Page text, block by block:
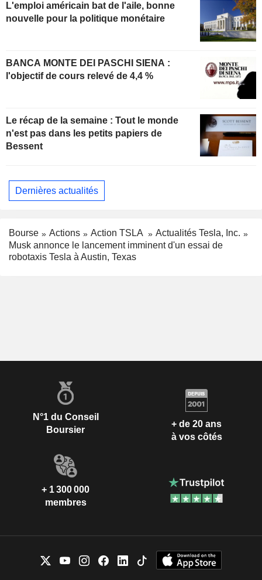
L'emploi américain bat de l'aile, bonne
nouvelle pour la politique monétaire
BANCA MONTE DEI PASCHI SIENA :
l'objectif de cours relevé de 4,4 %
Le récap de la semaine : Tout le monde
n'est pas dans les petits papiers de
Bessent
Dernières actualités
Bourse Actions Action TSLA
Actualités Tesla, Inc.
Musk annonce le lancement imminent d'un essai de
robotaxis Tesla à Austin, Texas
N°1 du Conseil
Boursier
+ de 20 ans
à vos côtés
+ 1 300 000
membres